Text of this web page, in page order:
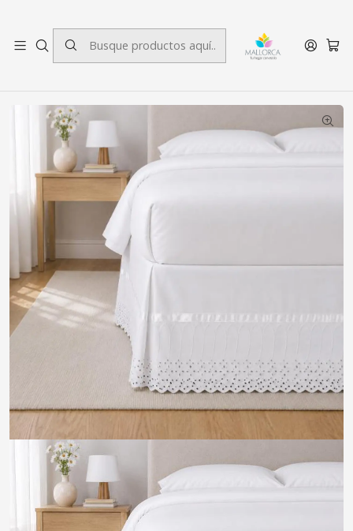
Inicio Dormitorio Faldón 1 plaza
Faldón Broderie Amanda 1 Plaza Blanco